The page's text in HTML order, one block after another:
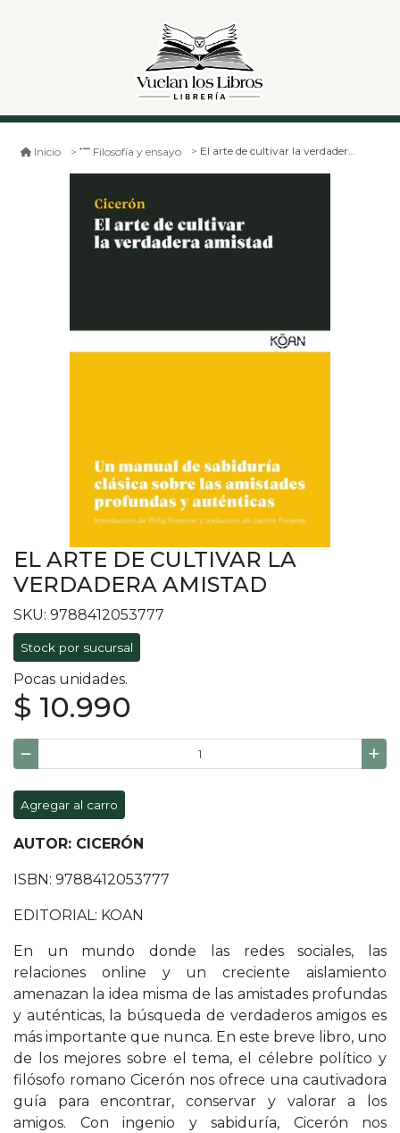
Inicio Filosofía y ensayo El arte de cultivar la verdadera amistad
EL ARTE DE CULTIVAR LA
VERDADERA AMISTAD
SKU: 9788412053777
Stock por sucursal
Pocas unidades.
$ 10.990
Agregar al carro
AUTOR: CICERÓN
ISBN: 9788412053777
EDITORIAL: KOAN
En un mundo donde las redes sociales, las
relaciones online y un creciente aislamiento
amenazan la idea misma de las amistades profundas
y auténticas, la búsqueda de verdaderos amigos es
más importante que nunca. En este breve libro, uno
de los mejores sobre el tema, el célebre político y
filósofo romano Cicerón nos ofrece una cautivadora
guía para encontrar, conservar y valorar a los
amigos. Con ingenio y sabiduría, Cicerón nos